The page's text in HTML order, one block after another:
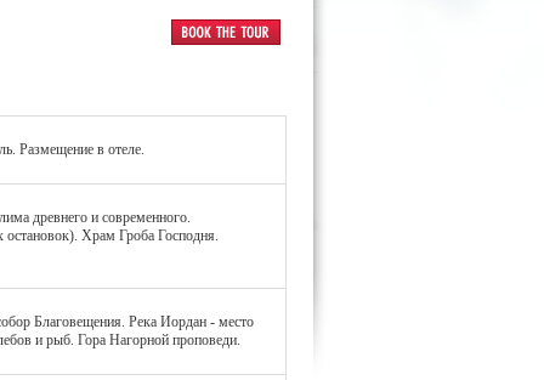
Размещение в отеле.
древнего и современного.
Храм Гроба Господня.
Благовещения. Река Иордан - место
и рыб. Гора Нагорной проповеди.